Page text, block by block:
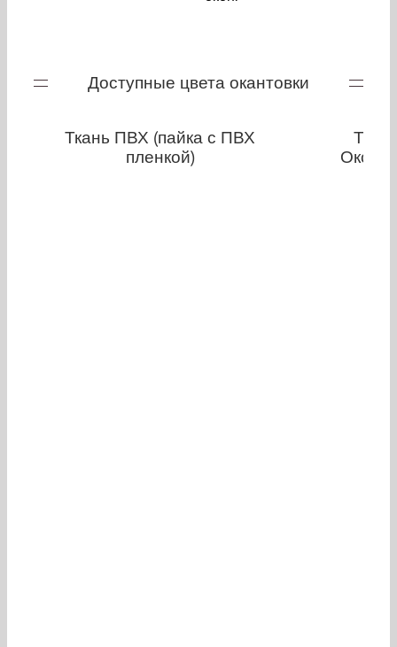
Доступные цвета окантовки
Ткань ПВХ (пайка с ПВХ
пленкой)